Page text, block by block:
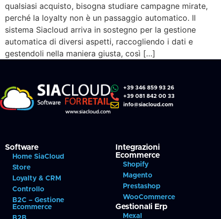
qualsiasi acquisto, bisogna studiare campagne mirate,
perché la loyalty non è un passaggio automatico. Il
sistema Siacloud arriva in sostegno per la gestione
automatica di diversi aspetti, raccogliendo i dati e
gestendoli nella maniera giusta, così […]
+39 346 859 93 26
+39 081 842 00 33
info@siacloud.com
Software
Home SiaCloud
Store
Loyalty & CRM
Controllo
B2C – Gestione
Ecommerce
Integrazioni
Ecommerce
Shopify
Magento
Prestashop
WooCommerce
Gestionali Erp
Mexal